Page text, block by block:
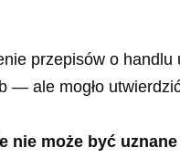
przepisów o
— ale mogło
może być